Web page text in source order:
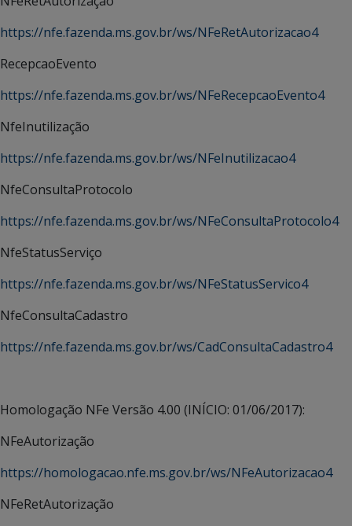
https://nfe.fazenda.ms.gov.br/ws/NFeRetAutorizacao4
RecepcaoEvento
https://nfe.fazenda.ms.gov.br/ws/NFeRecepcaoEvento4
NfeInutilização
https://nfe.fazenda.ms.gov.br/ws/NFeInutilizacao4
NfeConsultaProtocolo
https://nfe.fazenda.ms.gov.br/ws/NFeConsultaProtocolo4
NfeStatusServiço
https://nfe.fazenda.ms.gov.br/ws/NFeStatusServico4
NfeConsultaCadastro
https://nfe.fazenda.ms.gov.br/ws/CadConsultaCadastro4
Homologação NFe Versão 4.00 (INÍCIO: 01/06/2017):
NFeAutorização
https://homologacao.nfe.ms.gov.br/ws/NFeAutorizacao4
NFeRetAutorização